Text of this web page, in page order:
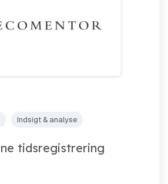
Indsigt & analyse
tidsregistrering